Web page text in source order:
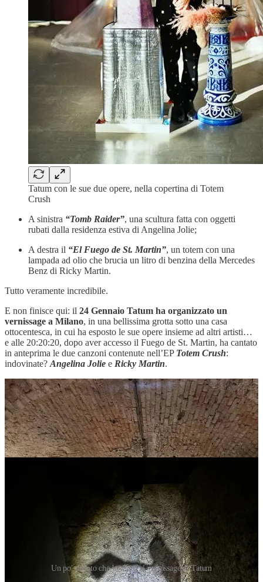
Tatum con le sue due opere, nella copertina di Totem
Crush
A sinistra “Tomb Raider”, una scultura fatta con oggetti
rubati dalla residenza estiva di Angelina Jolie;
A destra il “El Fuego de St. Martin”, un totem con una
lampada ad olio che brucia un litro di benzina della Mercedes
Benz di Ricky Martin.
Tutto veramente incredibile.
E non finisce qui: il 24 Gennaio Tatum ha organizzato un
vernissage a Milano, in una bellissima grotta sotto una casa
ottocentesca, in cui ha esposto le sue opere insieme ad altri artisti…
e alle 20:20:20, dopo aver accesso il Fuego de St. Martin, ha cantato
in anteprima le due canzoni contenute nell’EP Totem Crush:
indovinate? Angelina Jolie e Ricky Martin.
Un po' di foto che ho fatto al vernissage di Tatum